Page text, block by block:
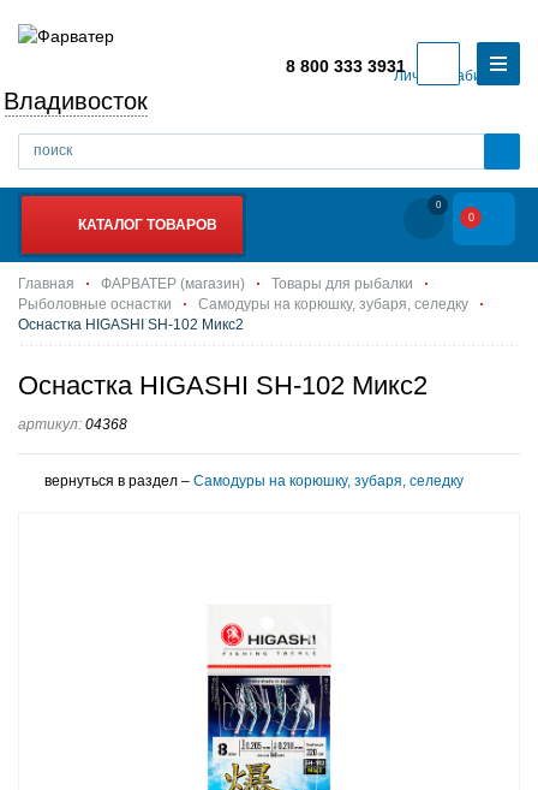
Личный кабинет
Владивосток
8 800 333 3931
КАТАЛОГ ТОВАРОВ
0
0
Главная ФАРВАТЕР (магазин)
Товары для рыбалки
Рыболовные оснастки
Самодуры на корюшку, зубаря, селедку
Оснастка HIGASHI SH-102 Микс2
Оснастка HIGASHI SH-102 Микс2
артикул: 04368
вернуться в раздел – Самодуры на корюшку, зубаря, селедку